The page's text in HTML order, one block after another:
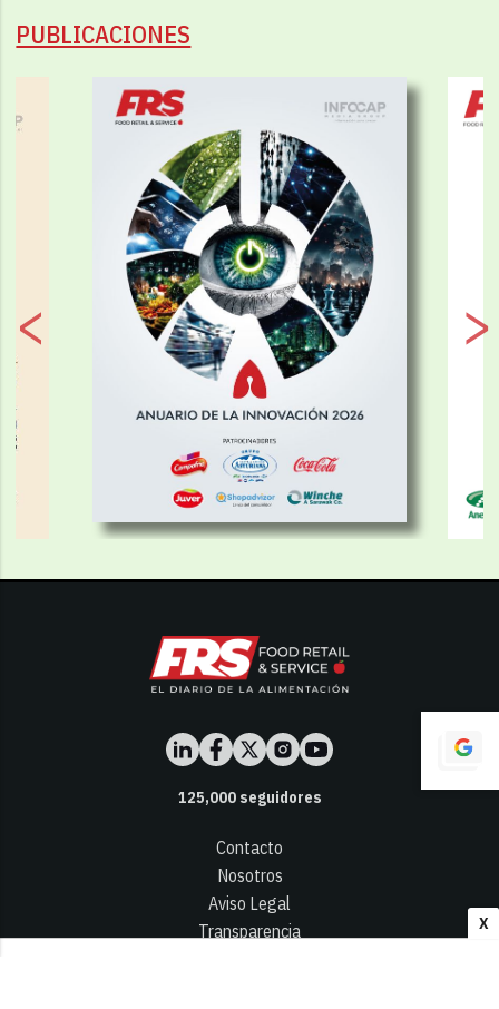
X
PUBLICACIONES
125,000seguidores
Contacto
Nosotros
Aviso Legal
Transparencia